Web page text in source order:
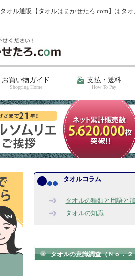
タオル通販【タオルはまかせたろ.com】はタ
お買い物ガイド
Shopping Home
支払・送料
How To Pay
タオルコラム
タオルの種類と用語と
タオルの知識
タオルの意識調査（Ｎｏ．２